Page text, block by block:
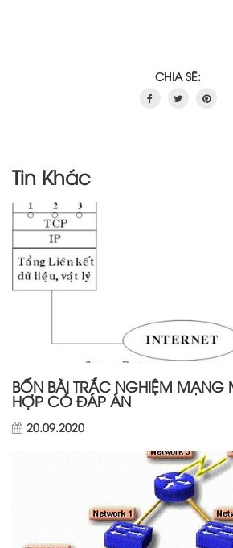
CHIA SẼ:
Tin Khác
BỐN BÀI TRẮC NGHIỆM MẠNG
HỢP CÓ ĐÁP ÁN
20.09.2020